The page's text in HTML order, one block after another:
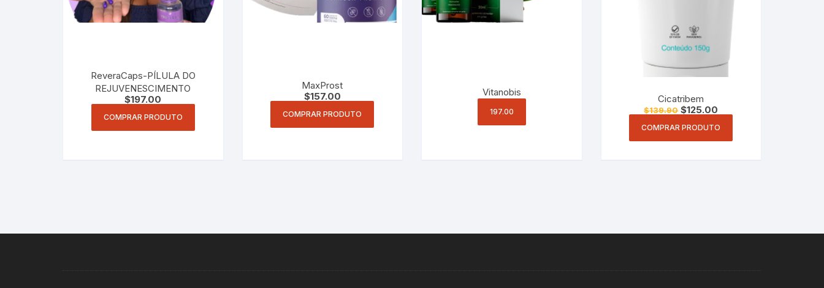
ReveraCaps-PÍLULA DO
REJUVENESCIMENTO
$197.00
COMPRAR PRODUTO
MaxProst
$157.00
COMPRAR PRODUTO
Vitanobis
197.00
Cicatribem
$139.90 $125.00
COMPRAR PRODUTO